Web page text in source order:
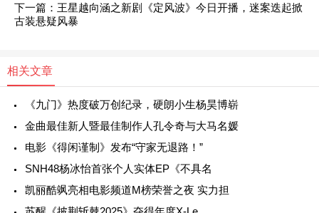
下一篇：王星越向涵之新剧《定风波》今日开播，迷案迭起掀
古装悬疑风暴
相关文章
《九门》热度破万创纪录，硬朗小生杨昊博崭
金曲最佳新人暨最佳制作人孔令奇与大马名媛
​电影《得闲谨制》发布“守家无退路！”
SNH48杨冰怡首张个人实体EP《不具名
凯丽酷飒亮相电影频道M榜荣誉之夜 实力担